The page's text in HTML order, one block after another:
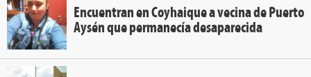
Encuentran en Coyhaique a vecina de Puerto
Aysén que permanecía desaparecida